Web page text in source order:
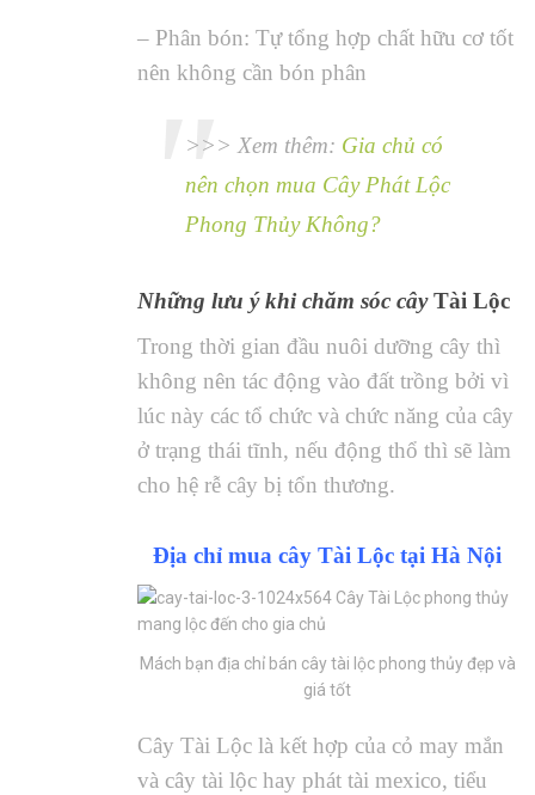
– Phân bón: Tự tổng hợp chất hữu cơ tốt
nên không cần bón phân
>>> Xem thêm: Gia chủ có
nên chọn mua Cây Phát Lộc
Phong Thủy Không?
Những lưu ý khi chăm sóc câyTài Lộc
Trong thời gian đầu nuôi dưỡng cây thì
không nên tác động vào đất trồng bởi vì
lúc này các tổ chức và chức năng của cây
ở trạng thái tĩnh, nếu động thổ thì sẽ làm
cho hệ rễ cây bị tổn thương.
Địa chỉ mua cây Tài Lộc tại Hà Nội
Mách bạn địa chỉ bán cây tài lộc phong thủy đẹp và
giá tốt
Cây Tài Lộc là kết hợp của cỏ may mắn
và cây tài lộc hay phát tài mexico, tiểu